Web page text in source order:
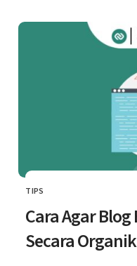
CATEGORY
TIPS
Cara Agar
Secara Organik